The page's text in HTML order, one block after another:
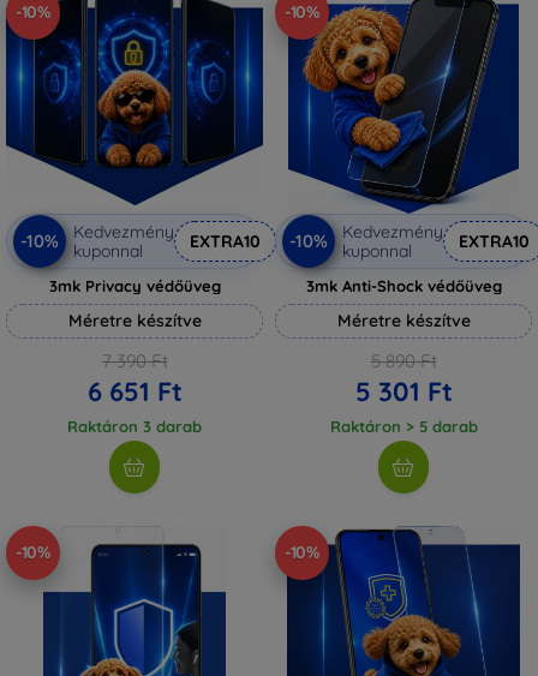
-10%
-10%
Kedvezmény
kuponnal
EXTRA10
3mk Privacy védőüveg
Méretre készítve
7 390 Ft
6 651 Ft
Raktáron 3 darab
-10%
-10%
Kedvezmény
kuponnal
EXTRA10
3mk Anti-Shock védőüveg
Méretre készítve
5 890 Ft
5 301 Ft
Raktáron > 5 darab
-10% -10%